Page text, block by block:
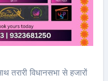
तरारी विधानसभा से हजारों